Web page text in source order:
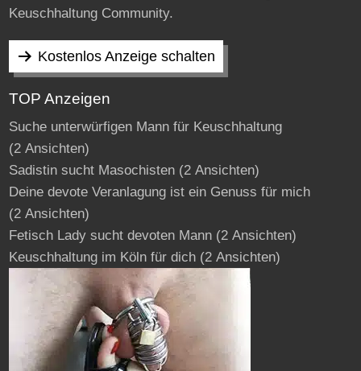
Keuschhaltung Community.
Kostenlos Anzeige schalten
TOP Anzeigen
Suche unterwürfigen Mann für Keuschhaltung
(2 Ansichten)
Sadistin sucht Masochisten(2 Ansichten)
Deine devote Veranlagung ist ein Genuss für mich
(2 Ansichten)
Fetisch Lady sucht devoten Mann(2 Ansichten)
Keuschhaltung im Köln für dich(2 Ansichten)